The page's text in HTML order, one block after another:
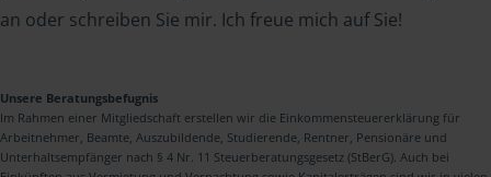
an oder schreiben Sie mir. Ich freue mich auf Sie!
Unsere Beratungsbefugnis
Im Rahmen einer Mitgliedschaft erstellen wir die Einkommensteuererklärung für
Arbeitnehmer, Beamte, Auszubildende, Studierende, Rentner, Pensionäre und
Unterhaltsempfänger nach § 4 Nr. 11 Steuerberatungsgesetz (StBerG). Auch bei